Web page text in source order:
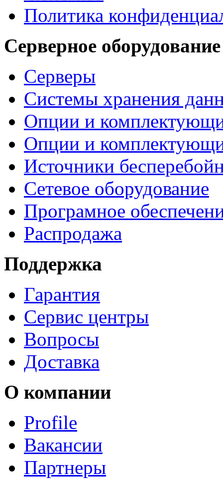
Политика
Серверное оборудование
Серверы
Системы хранения
Опции и
Опции и
Источники
Сетевое оборудование
Програмное
Распродажа
Поддержка
Гарантия
Сервис центры
Вопросы
Доставка
О компании
Profile
Вакансии
Партнеры